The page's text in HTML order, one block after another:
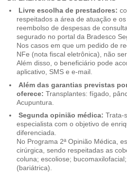
Livre escolha de prestadores:
respeitados a área de atuação e
reembolso de despesas de
segurado no portal da Bradesco
Nos casos em que um pedido de
NFe (nota fiscal eletrônica), não
Além disso, o beneficiário pode
aplicativo, SMS e e-mail.
Além das garantias previstas
oferece: Transplantes: fígado,
Acupuntura.
Segunda opinião médica: Trata-
especialista com o objetivo de
diferenciada.
No Programa 2ª Opinião Médica,
cirúrgica, sendo respeitadas as
coluna; escoliose;
(bariátrica).